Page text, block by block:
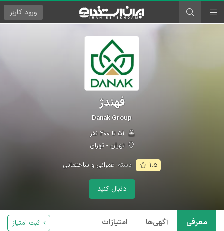
ورود کاربر
فهندژ
Danak Group
تهران - تهران
۱.۵ دسته: عمرانی و ساختمانی
دنبال کنید
معرفی آگهی‌ها امتیازات ثبت امتیاز